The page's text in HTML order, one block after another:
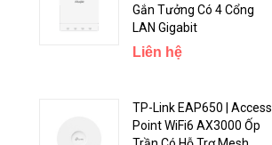
Gắn Tưởng Có 4 Cổng
LAN Gigabit
Liên hệ
TP-Link EAP650 | Access
Point WiFi6 AX3000 Ốp